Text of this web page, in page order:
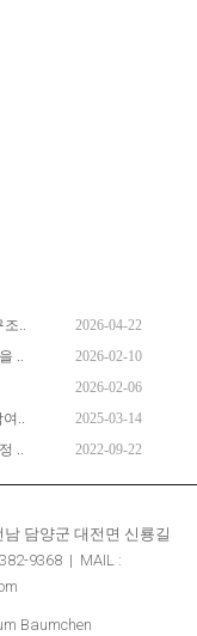
조..
2026-04-22
..
2026-02-10
2026-02-06
..
2025-03-14
..
2022-09-22
담양군 대전면 신룡길
9368 | MAIL :
Baumchen